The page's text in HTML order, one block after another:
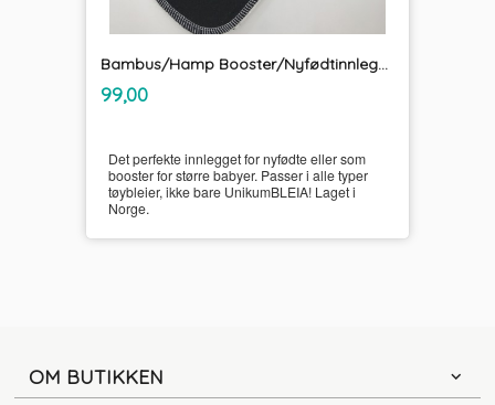
Bambus/Hamp Booster/Nyfødtinnlegg UnikumBLEIA
Pris
99,00mva.
Det perfekte innlegget for nyfødte eller som
booster for større babyer. Passer i alle typer
tøybleier, ikke bare UnikumBLEIA! Laget i
Norge.
OM BUTIKKEN